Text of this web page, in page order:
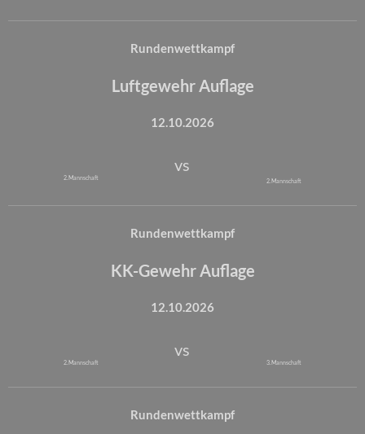
Rundenwettkampf
Luftgewehr Auflage
12.10.2026
2. Mannschaft
vs
2. Mannschaft
Rundenwettkampf
KK-Gewehr Auflage
12.10.2026
2. Mannschaft
vs
3. Mannschaft
Rundenwettkampf